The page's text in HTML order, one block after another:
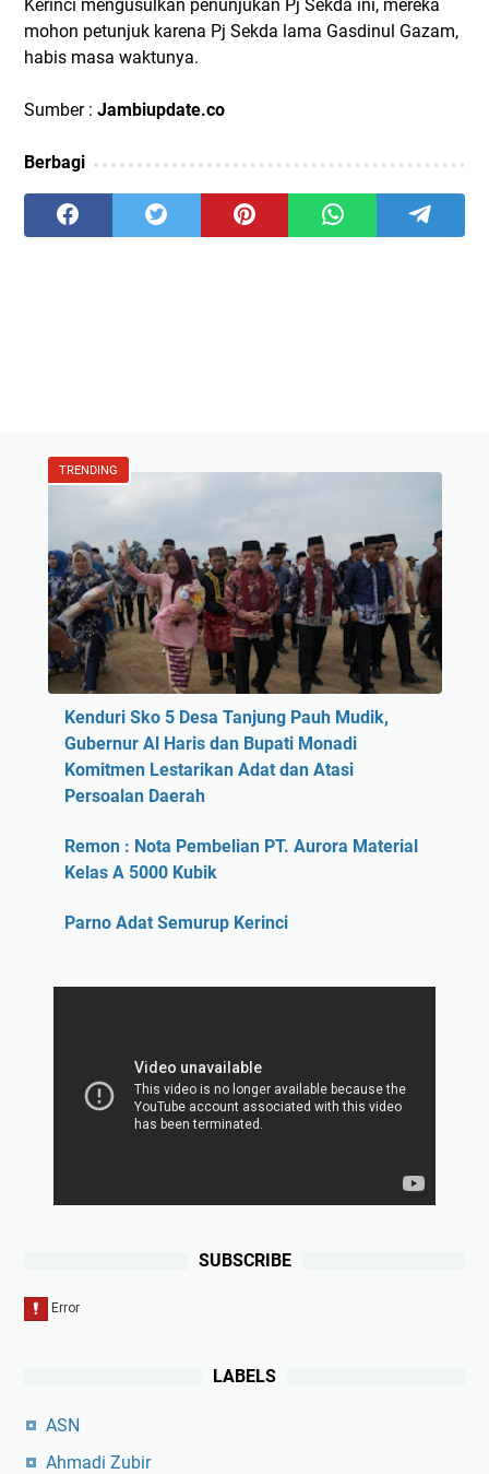
Kerinci mengusulkan penunjukan Pj Sekda ini, mereka
mohon petunjuk karena Pj Sekda lama Gasdinul Gazam,
habis masa waktunya.
Sumber : Jambiupdate.co
Berbagi
TRENDING
Kenduri Sko 5 Desa Tanjung Pauh Mudik,
Gubernur Al Haris dan Bupati Monadi
Komitmen Lestarikan Adat dan Atasi
Persoalan Daerah
Remon : Nota Pembelian PT. Aurora Material
Kelas A 5000 Kubik
Parno Adat Semurup Kerinci
SUBSCRIBE
LABELS
ASN
Ahmadi Zubir